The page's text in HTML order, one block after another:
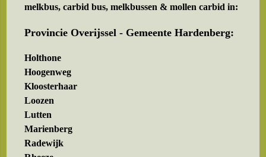
melkbus, carbid bus, melkbussen & mollen carbid in:
Provincie Overijssel - Gemeente Hardenberg:
Holthone
Hoogenweg
Kloosterhaar
Loozen
Lutten
Marienberg
Radewijk